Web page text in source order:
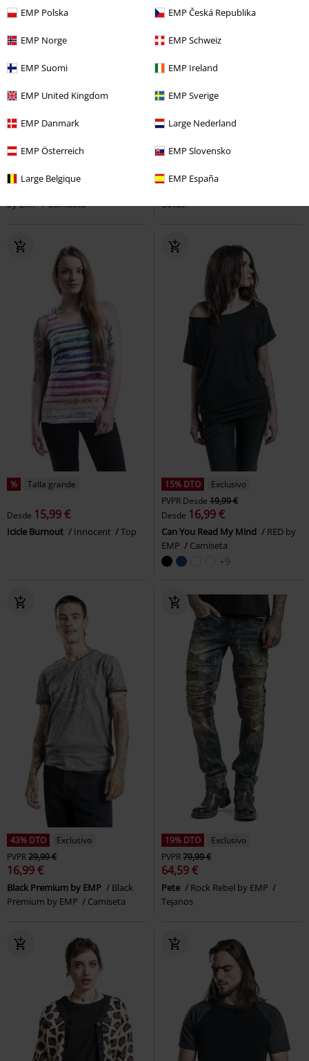
EMP Polska EMP Česká Republika
EMP Norge EMP Schweiz
EMP Suomi EMP Ireland
EMP United Kingdom EMP Sverige
EMP Danmark Large Nederland
EMP Österreich EMP Slovensko
Large Belgique EMP España
PVPR
19,99 €
by EMP
Camiseta
PVPR
75,99 €
Botas
% Talla grande
Desde 15,99 €
Icicle Burnout Innocent Top
15% DTO
Exclusivo
PVPR Desde 19,99 €
Desde 16,99 €
Can You Read My Mind
RED by
EMP
Camiseta
+9
43% DTO
Exclusivo
PVPR29,99 €
16,99 €
Black Premium by EMP
Black
Premium by EMP
Camiseta
19% DTO
Exclusivo
PVPR79,99 €
64,59 €
Pete
Rock Rebel by EMP
Tejanos